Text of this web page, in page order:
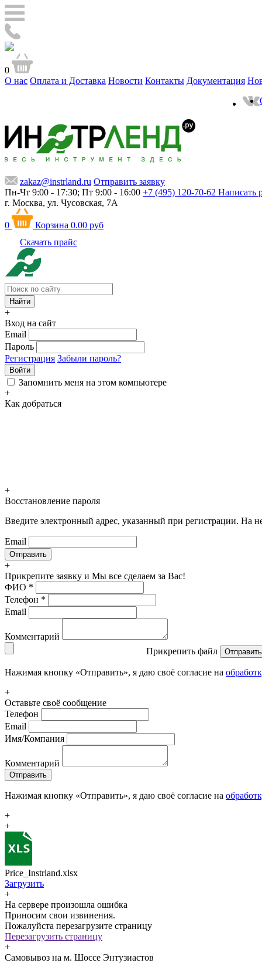
0
О нас Оплата и Доставка Новости Контакты Документация
zakaz@instrland.ru Отправить заявку
Пн-Чт 9:00 - 17:30; Пт 9:00 - 16:00 +7 (495) 120-70-62 Написать
г. Москва, ул. Чусовская, 7А
0 Корзина 0.00 руб
Скачать прайс
+
Вход на сайт
Email
Пароль
Регистрация Забыли пароль?
Войти
Запомнить меня на этом компьютере
+
Как добраться
+
Восстановление пароля
Введите электронный адрес, указанный при регистрации. На
Email
+
Прикрепите заявку и Мы все сделаем за Вас!
ФИО *
Телефон *
Email
Комментарий
Прикрепить файл
Отправить
Нажимая кнопку «Отправить», я даю своё согласие на
+
Оставьте своё сообщение
Телефон
Email
Имя/Компания
Комментарий
Отправить
Нажимая кнопку «Отправить», я даю своё согласие на
+
+
Price_Instrland.xlsx
Загрузить
+
На сервере произошла ошибка
Приносим свои извинения.
Пожалуйста перезагрузите страницу
Перезагрузить страницу
+
Самовывоз на м. Шоссе Энтузиастов